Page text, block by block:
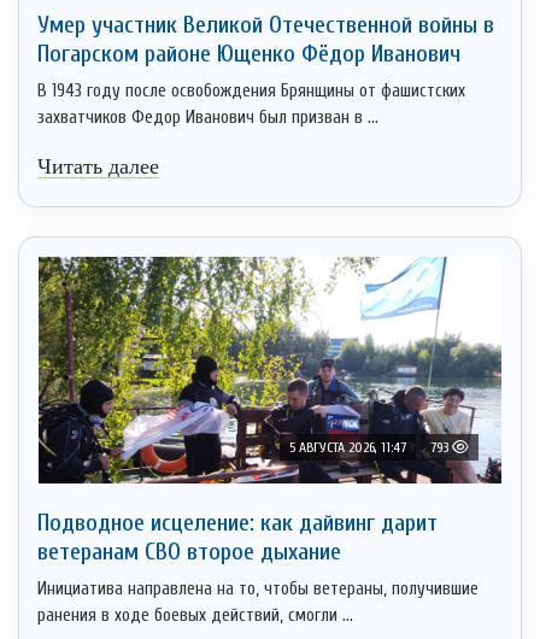
Умер участник Великой Отечественной войны в
Погарском районе Ющенко Фёдор Иванович
В 1943 году после освобождения Брянщины от фашистских
захватчиков Федор Иванович был призван в ...
Читать далее
5 АВГУСТА 2026, 11:47 793
Подводное исцеление: как дайвинг дарит
ветеранам СВО второе дыхание
Инициатива направлена на то, чтобы ветераны, получившие
ранения в ходе боевых действий, смогли ...